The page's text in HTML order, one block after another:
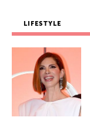
LIFESTYLE